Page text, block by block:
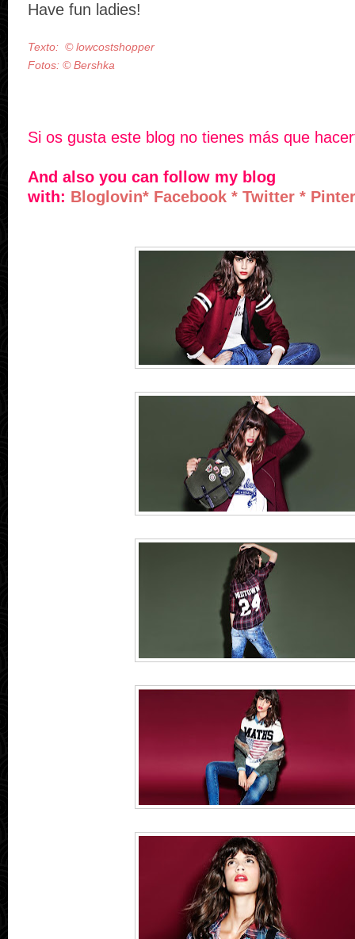
Have fun ladies!
Texto: ©lowcostshopper
Fotos: ©Bershka
Si os gusta este blog no tienes más que
And also you can follow my blog
with: Bloglovin* Facebook * Twitter *